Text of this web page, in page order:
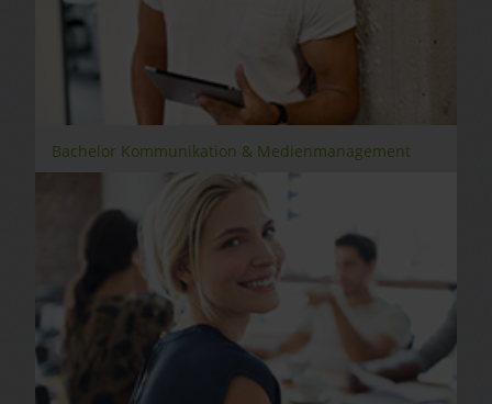
Bachelor Kommunikation & Medienmanagement